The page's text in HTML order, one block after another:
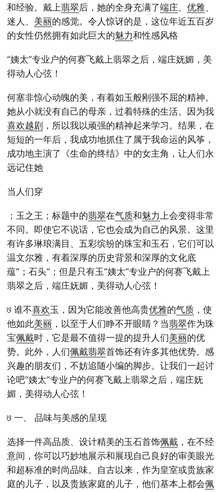
和经验。戴上翡翠后，她的全身充满了端庄、 优雅、
迷人、 美丽的感觉。令人惊讶的是，这位年近五百岁
的女性仍然拥有如此巨大的魅力和性感风格
“姨太”专业户的何赛飞戴上翡翠之后，端庄妩媚，美
得动人心弦！
何塞非惊心动魄的美，有着如玉般刚强不屈的精神。
她从小就没有自己的母亲，过着特殊的生活。因为我
喜欢越剧 ，所以我以顽强的精神起来学习。结果，在
短短的一年后，我成功地抓住了属于我命运的风筝，
成功地主演了《生命的终结》中的女主角，让人们永
远记住她
当人们穿
；玉之王；标题中的翡翠在气质和魅力上会变得非常
不同。即使它不说话，它也会成为自己的风景。这里
有许多琳琅满目、五彩缤纷的珠宝和玉石，它们可以
温文尔雅，有着深厚的历史背景和深厚的文化底
蕴”；石头“；但是只有玉“姨太”专业户的何赛飞戴上
翡翠之后，端庄妩媚，美得动人心弦！
𞓜 谁不喜欢玉，因为它能改善他高贵优雅的气质 ，使
他如此美丽 ，以至于人们睁不开眼睛？当翡翠作为珠
宝佩戴时，它是最不值得一提的提升人们美丽的优
势。此外，人们佩戴翡翠首饰还有许多其他优势。感
兴趣的朋友们，不妨追随小编的脚步。让我们一起讨
论吧“姨太”专业户的何赛飞戴上翡翠之后，端庄妩
媚，美得动人心弦！
𞓜 一、 品味与美感的呈现
选择一件高品质、设计精美的玉石首饰佩戴 ，在不经
意间，你可以巧妙地展示和展现自己良好的审美眼光
和超标准的时尚品味。自古以来，作为皇室或贵族家
庭的儿子，以及贵族家庭的儿子，他们基本上都会佩